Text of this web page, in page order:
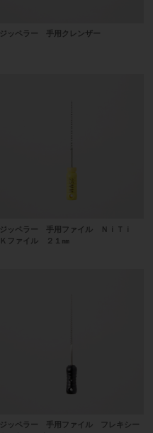
ジッペラー 手用クレンザー
ジッペラー 手用ファイル ＮｉＴｉ
Ｋファイル ２１㎜
ジッペラー 手用ファイル フレキシー